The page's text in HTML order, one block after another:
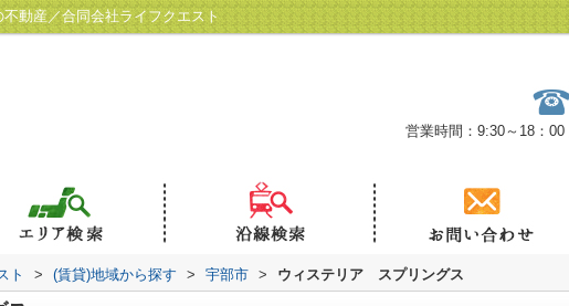
動産／合同会社ライフクエスト
営業時間：9:30～18：00
ト > (賃貸)地域から探す > 宇部市 > ウィステリア スプリングス